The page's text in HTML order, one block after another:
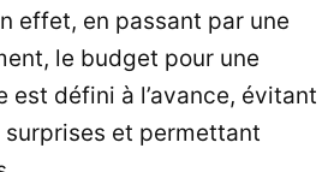
effet, en passant par une
le budget pour une
défini à l’avance, évitant
et permettant